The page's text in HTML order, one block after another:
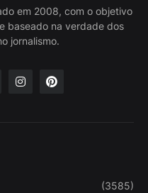
em 2008, com o objetivo
baseado na verdade dos
jornalismo.
(3585)